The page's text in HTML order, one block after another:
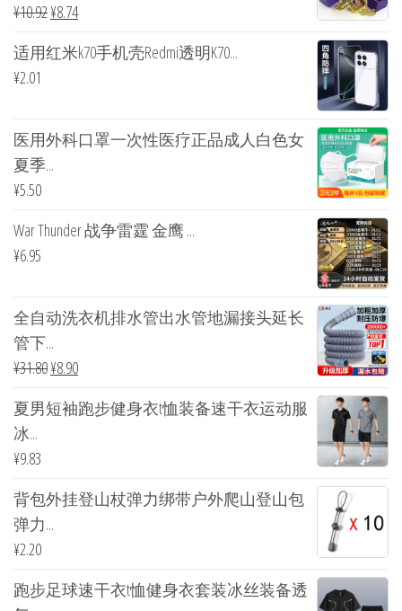
¥10.92¥8.74
适用红米k70手机壳Redmi透明K70...
¥2.01
医用外科口罩一次性医疗正品成人白色女
夏季...
¥5.50
War Thunder 战争雷霆 金鹰 ...
¥6.95
全自动洗衣机排水管出水管地漏接头延长
管下...
¥31.80¥8.90
夏男短袖跑步健身衣t恤装备速干衣运动服
冰...
¥9.83
背包外挂登山杖弹力绑带户外爬山登山包
弹力...
¥2.20
跑步足球速干衣t恤健身衣套装冰丝装备透